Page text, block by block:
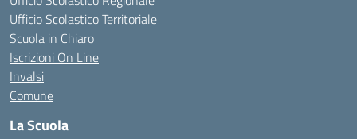
Ufficio Scolastico Territoriale
Scuola in Chiaro
Iscrizioni On Line
Invalsi
Comune
La Scuola